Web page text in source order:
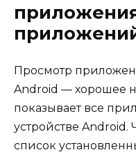
Просмотр
Android — хорошее
показывает все
устройстве
список